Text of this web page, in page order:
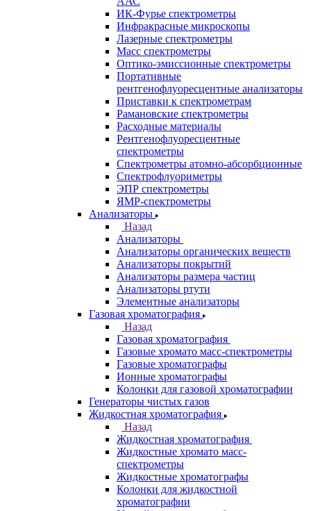
Аналитическое оборудование
Назад
Аналитическое оборудование
Спектрометры
Назад
Спектрометры
Автоматические Дозаторы
Атомно-Эмиссионные спектрометры
ВИД спектрофотометры
Дополнительное оборудование для
ААС
ИК-Фурье спектрометры
Инфракрасные микроскопы
Лазерные спектрометры
Масс спектрометры
Оптико-эмиссионные спектрометры
Портативные
рентгенофлуоресцентные анализаторы
Приставки к спектрометрам
Рамановские спектрометры
Расходные материалы
Рентгенофлуоресцентные
спектрометры
Спектрометры атомно-абсорбционные
Спектрофлуориметры
ЭПР спектрометры
ЯМР-спектрометры
Анализаторы
Назад
Анализаторы
Анализаторы органических веществ
Анализаторы покрытий
Анализаторы размера частиц
Анализаторы ртути
Элементные анализаторы
Газовая хроматография
Назад
Газовая хроматография